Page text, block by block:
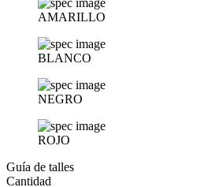
AMARILLO
BLANCO
NEGRO
ROJO
Guía de talles
Cantidad